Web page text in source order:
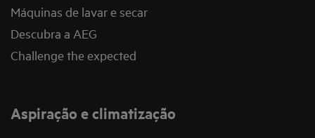
Máquinas de lavar e secar
Descubra a AEG
Challenge the expected
Aspiração e climatização